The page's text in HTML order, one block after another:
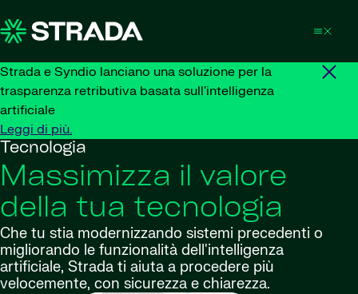
Strada e Syndio lanciano una soluzione per la
trasparenza retributiva basata sull'intelligenza
artificiale
Leggi di più.
Tecnologia
Massimizza il valore
della tua tecnologia
Che tu stia modernizzando sistemi precedenti o
migliorando le funzionalità dell'intelligenza
artificiale, Strada ti aiuta a procedere più
velocemente, con sicurezza e chiarezza.